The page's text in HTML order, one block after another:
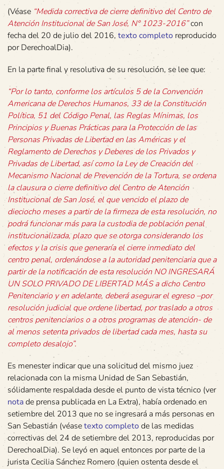
(Véase “Medida correctiva de cierre definitivo del Centro de
Atención Institucional de San José, N° 1023-2016”con
fecha del 20 de julio del 2016, texto completo reproducido
por DerechoalDia).
En la parte final y resolutiva de su resolución, se lee que:
“Por lo tanto, conforme los artículos 5 de la Convención
Americana de Derechos Humanos, 33 de la Constitución
Política, 51 del Código Penal, las Reglas Mínimas, los
Principios y Buenas Prácticas para la Protección de las
Personas Privadas de Libertad en las Américas y el
Reglamento de Derechos y Deberes de los Privados y
Privadas de Libertad, así como la Ley de Creación del
Mecanismo Nacional de Prevención de la Tortura, se ordena
la clausura o cierre definitivo del Centro de Atención
Institucional de San José, el que vencido el plazo de
dieciocho meses a partir de la firmeza de esta resolución, no
podrá funcionar más para la custodia de población penal
institucionalizada, plazo que se otorga considerando los
efectos y la crisis que generaría el cierre inmediato del
centro penal, ordenándose a la autoridad penitenciaria que a
partir de la notificación de esta resolución NO INGRESARÁ
UN SOLO PRIVADO DE LIBERTAD MÁS a dicho Centro
Penitenciario y en adelante, deberá asegurar el egreso –por
resolución judicial que ordene libertad, por traslado a otros
centros penitenciarios o a otros programas de atención- de
al menos setenta privados de libertad cada mes, hasta su
completo desalojo”.
Es menester indicar que una solicitud del mismo juez
relacionada con la misma Unidad de San Sebastián,
sólidamente respaldada desde el punto de vista técnico (ver
notade prensa publicada en La Extra), había ordenado en
setiembre del 2013 que no se ingresará a más personas en
San Sebastián (véasetexto completo de las medidas
correctivas del 24 de setiembre del 2013, reproducidas por
DerechoalDia). Se leyó en aquel entonces por parte de la
jurista Cecilia Sánchez Romero (quien ostenta desde el